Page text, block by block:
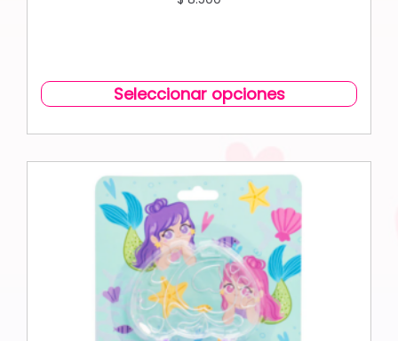
Seleccionar opciones